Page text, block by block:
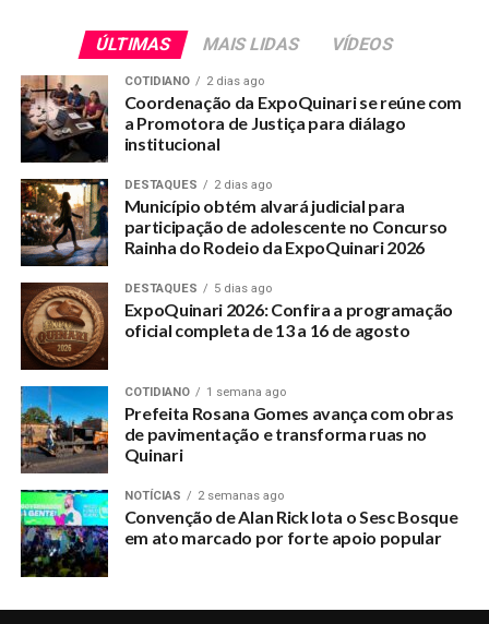
ÚLTIMAS MAIS LIDAS VÍDEOS
COTIDIANO 2 dias ago
Coordenação da ExpoQuinari se reúne com
a Promotora de Justiça para diálago
institucional
DESTAQUES 2 dias ago
Município obtém alvará judicial para
participação de adolescente no Concurso
Rainha do Rodeio da ExpoQuinari 2026
DESTAQUES 5 dias ago
ExpoQuinari 2026: Confira a programação
oficial completa de 13 a 16 de agosto
COTIDIANO 1 semana ago
Prefeita Rosana Gomes avança com obras
de pavimentação e transforma ruas no
Quinari
NOTÍCIAS 2 semanas ago
Convenção de Alan Rick lota o Sesc Bosque
em ato marcado por forte apoio popular